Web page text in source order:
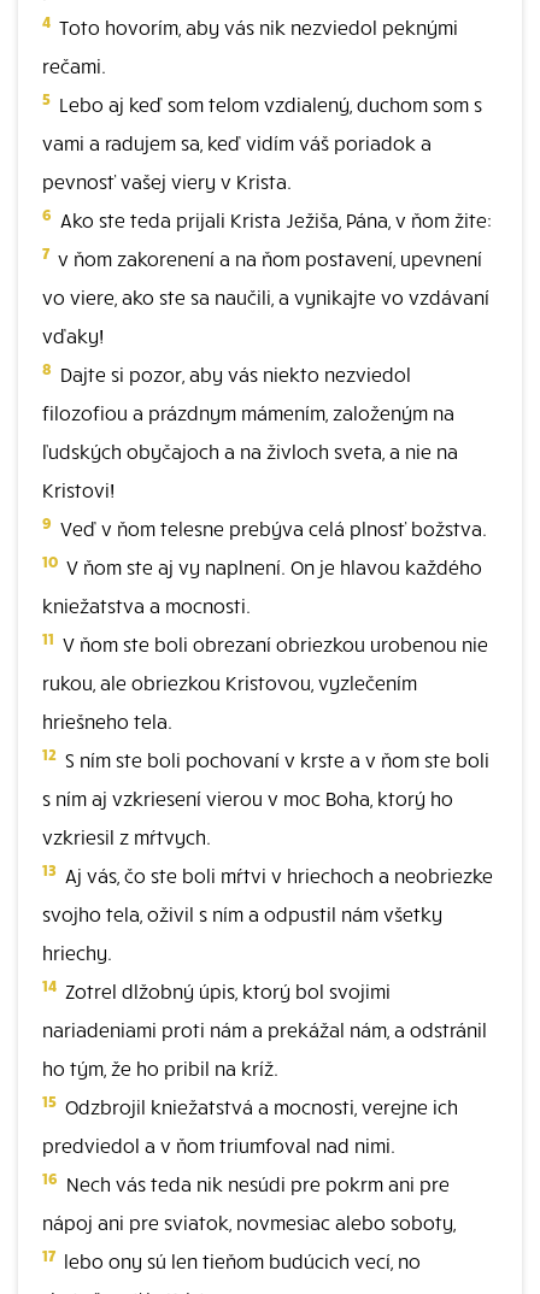
4 Toto hovorím, aby vás nik nezviedol peknými
rečami.
5 Lebo aj keď som telom vzdialený, duchom som s
vami a radujem sa, keď vidím váš poriadok a
pevnosť vašej viery v Krista.
6 Ako ste teda prijali Krista Ježiša, Pána, v ňom žite:
7 v ňom zakorenení a na ňom postavení, upevnení
vo viere, ako ste sa naučili, a vynikajte vo vzdávaní
vďaky!
8 Dajte si pozor, aby vás niekto nezviedol
filozofiou a prázdnym mámením, založeným na
ľudských obyčajoch a na živloch sveta, a nie na
Kristovi!
9 Veď v ňom telesne prebýva celá plnosť božstva.
10 V ňom ste aj vy naplnení. On je hlavou každého
kniežatstva a mocnosti.
11 V ňom ste boli obrezaní obriezkou urobenou nie
rukou, ale obriezkou Kristovou, vyzlečením
hriešneho tela.
12 S ním ste boli pochovaní v krste a v ňom ste boli
s ním aj vzkriesení vierou v moc Boha, ktorý ho
vzkriesil z mŕtvych.
13 Aj vás, čo ste boli mŕtvi v hriechoch a neobriezke
svojho tela, oživil s ním a odpustil nám všetky
hriechy.
14 Zotrel dlžobný úpis, ktorý bol svojimi
nariadeniami proti nám a prekážal nám, a odstránil
ho tým, že ho pribil na kríž.
15 Odzbrojil kniežatstvá a mocnosti, verejne ich
predviedol a v ňom triumfoval nad nimi.
16 Nech vás teda nik nesúdi pre pokrm ani pre
nápoj ani pre sviatok, novmesiac alebo soboty,
17 lebo ony sú len tieňom budúcich vecí, no